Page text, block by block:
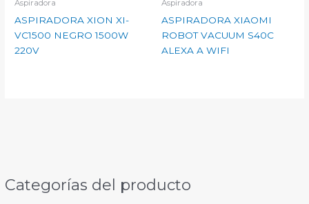
Categorías del producto
Aspiradora
ASPIRADORA XION XI-
VC1500 NEGRO 1500W
220V
Aspiradora
ASPIRADORA XIAOMI
ROBOT VACUUM S40C
ALEXA A WIFI